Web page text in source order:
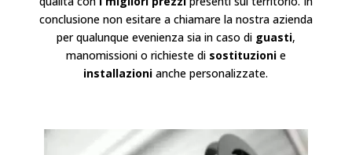
conclusione non esitare a chiamare la nostra azienda
per qualunque evenienza sia in caso di guasti,
manomissioni o richieste di sostituzionie
installazioni anche personalizzate.